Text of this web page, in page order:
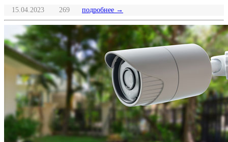
15.04.2023 269 подробнее →